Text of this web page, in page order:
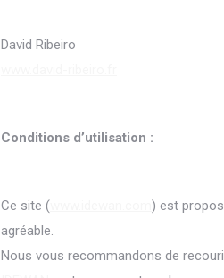
David Ribeiro
Conditions d’utilisation :
Ce site (
) est
agréable.
Nous vous recommandons de